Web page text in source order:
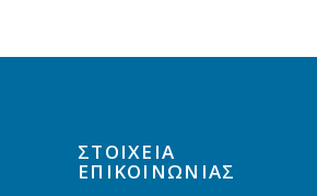
ΣΤΟΙΧΕΙΑ
ΕΠΙΚΟΙΝΩΝΙΑΣ